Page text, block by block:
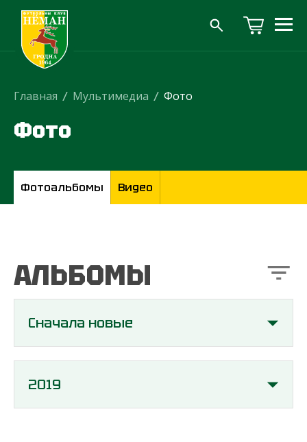
Главная / Мультимедиа / Фото
Фото
Фотоальбомы Видео
АЛЬБОМЫ
Сначала новые
2019